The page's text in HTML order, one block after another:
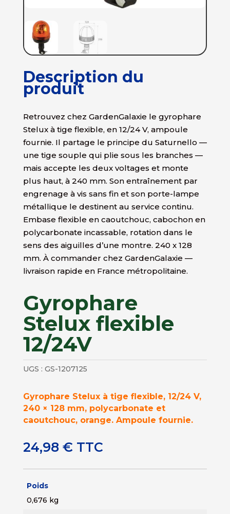
Description du
produit
Retrouvez chez GardenGalaxie le gyrophare
Stelux à tige flexible, en 12/24 V, ampoule
fournie. Il partage le principe du Saturnello —
une tige souple qui plie sous les branches —
mais accepte les deux voltages et monte
plus haut, à 240 mm. Son entraînement par
engrenage à vis sans fin et son porte-lampe
métallique le destinent au service continu.
Embase flexible en caoutchouc, cabochon en
polycarbonate incassable, rotation dans le
sens des aiguilles d’une montre. 240 x 128
mm. À commander chez GardenGalaxie —
livraison rapide en France métropolitaine.
Gyrophare
Stelux flexible
12/24V
UGS : GS-1207125
Gyrophare Stelux à tige flexible, 12/24 V,
240 × 128 mm, polycarbonate et
caoutchouc, orange. Ampoule fournie.
24,98 € TTC
Poids
0,676 kg